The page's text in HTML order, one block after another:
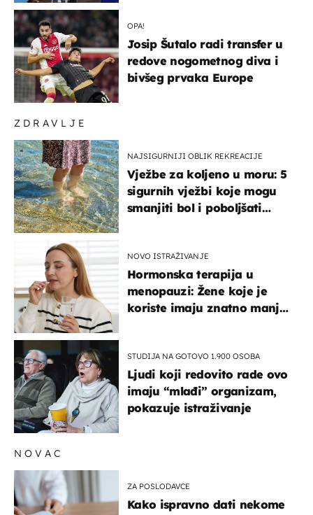
ZDRAVLJE
NAJSIGURNIJI OBLIK REKREACIJE
Vježbe za koljeno u moru: 5
sigurnih vježbi koje mogu
smanjiti bol i poboljšati
NOVO ISTRAŽIVANJE
Hormonska terapija u
menopauzi: Žene koje je
koriste imaju znatno manji
STUDIJA NA GOTOVO 1.900 OSOBA
Ljudi koji redovito rade ovo
imaju “mlađi” organizam,
pokazuje istraživanje
OPA!
Josip Šutalo radi transfer u
redove nogometnog diva i
bivšeg prvaka Europe
NOVAC
ZA POSLODAVCE
Kako ispravno dati nekome